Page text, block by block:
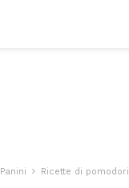
Panini Ricette di pomodori